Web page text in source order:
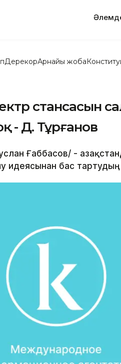
ДерекқорАрнайы жоба
стансасын
- Д. Тұрғанов
Ғаббасов/ -
идеясынан бас тартудың